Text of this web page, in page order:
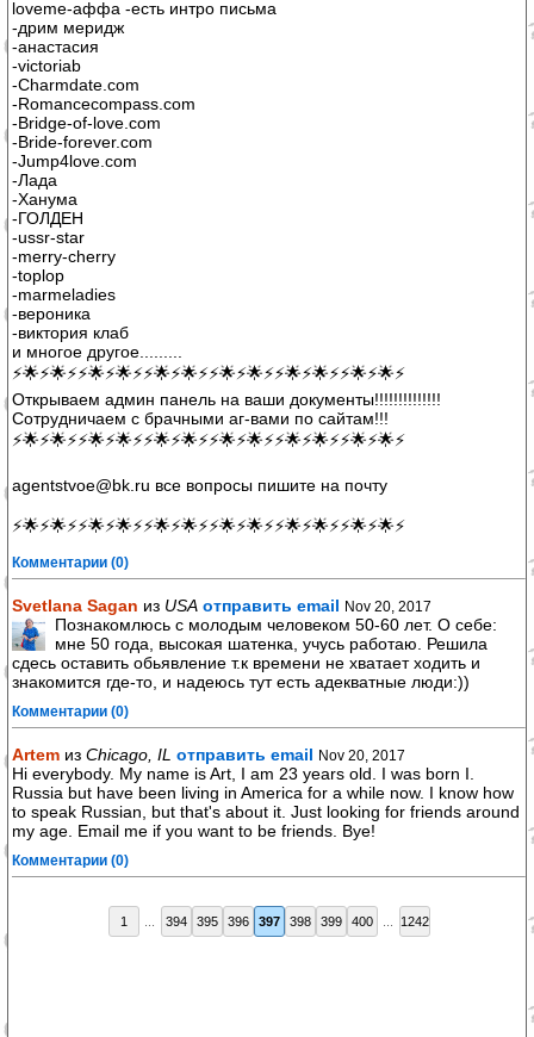
loveme-аффа -есть интро письма
-дрим меридж
-анастасия
-victoriab
-Charmdate.com
-Romancecompass.com
-Bridge-of-love.com
-Bride-forever.com
-Jump4love.com
-Лада
-Ханума
-ГОЛДЕН
-ussr-star
-merry-cherry
-toplop
-marmeladies
-вероника
-виктория клаб
и многое другое.........
⚡🌟⚡🌟⚡⚡🌟⚡🌟⚡⚡🌟⚡🌟⚡⚡🌟⚡🌟⚡⚡🌟⚡🌟⚡⚡🌟⚡🌟⚡
Открываем админ панель на ваши документы!!!!!!!!!!!!!!
Сотрудничаем с брачными аг-вами по сайтам!!!
⚡🌟⚡🌟⚡⚡🌟⚡🌟⚡⚡🌟⚡🌟⚡⚡🌟⚡🌟⚡⚡🌟⚡🌟⚡⚡🌟⚡🌟⚡
agentstvoe@bk.ru все вопросы пишите на почту
⚡🌟⚡🌟⚡⚡🌟⚡🌟⚡⚡🌟⚡🌟⚡⚡🌟⚡🌟⚡⚡🌟⚡🌟⚡⚡🌟⚡🌟⚡
Комментарии (0)
Svetlana Sagan из USA отправить email Nov 20, 2017
Познакомлюсь с молодым человеком 50-60 лет. О себе:
мне 50 года, высокая шатенка, учусь работаю. Решила
сдесь оставить обьявление т.к времени не хватает ходить и
знакомится где-то, и надеюсь тут есть адекватные люди:))
Комментарии (0)
Artem из Chicago, IL отправить email Nov 20, 2017
Hi everybody. My name is Art, I am 23 years old. I was born I.
Russia but have been living in America for a while now. I know how
to speak Russian, but that's about it. Just looking for friends around
my age. Email me if you want to be friends. Bye!
Комментарии (0)
1 394 395 396 397 398 399 400 1242